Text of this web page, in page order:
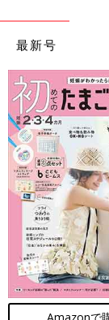
最新号